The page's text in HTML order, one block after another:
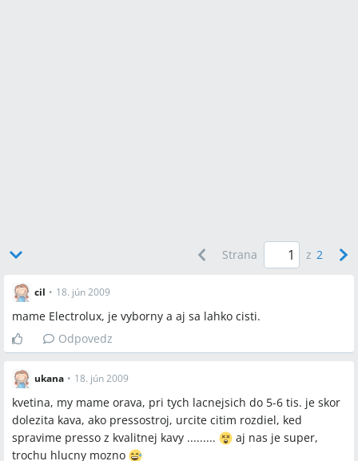
Q:Dá sa z lacnejšieho stroja pripraviť kvalitné cappuccino
A:Áno, používatelia odporúčajú použiť externú nádobku na
mlieko pripojenú k parnej tryske pri lacnejších strojoch;
zároveň upozorňujú, že integrovaná parná tryska u lacných
modelov často nedosahuje kvalitu profesionálnych strojov.
Závery z diskusie
Zhoda
DeLonghi je v diskusii opakovane odporúčaná ako dobrá
Strana z 2
cil • 18. jún 2009
mame Electrolux, je vyborny a aj sa lahko cisti.
Odpovedz
ukana • 18. jún 2009
kvetina, my mame orava, pri tych lacnejsich do 5-6 tis. je skor
dolezita kava, ako pressostroj, urcite citim rozdiel, ked
spravime presso z kvalitnej kavy .........
aj nas je super,
trochu hlucny mozno